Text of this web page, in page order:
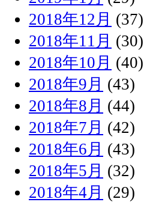
2018年12月 (37)
2018年11月 (30)
2018年10月 (40)
2018年9月 (43)
2018年8月 (44)
2018年7月 (42)
2018年6月 (43)
2018年5月 (32)
2018年4月 (29)